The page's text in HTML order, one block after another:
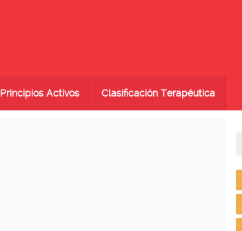
Principios Activos Clasificación Terapéutica